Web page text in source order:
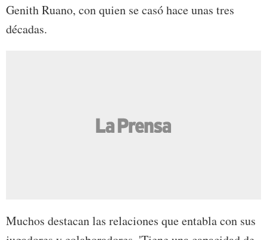
Genith Ruano, con quien se casó hace unas tres
décadas.
Muchos destacan las relaciones que entabla con sus